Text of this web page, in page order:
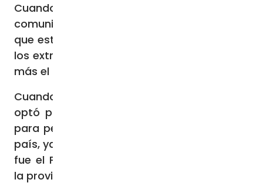
Cuando llegó a Benín, era la única república
comunista de África Occidental: “Los únicos
que estábamos presentes en esa época de
los extranjeros eran los curas y las monjas”,
más el personal diplomático.
Cuando hubo que decidir su destino, se
optó por Benín en vez de Costa de Marfil
para perpetuar la presencia española en el
país, ya que uno de los primeros misioneros
fue el P. Francisco Fernández, originario de
la provincia de Lugo, en Galicia.